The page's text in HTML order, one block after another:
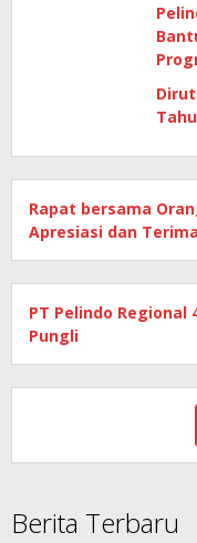
Dirut
Rapat bersama
Apresiasi dan
PT Pelindo Regional
Pungli
Berita Terbaru